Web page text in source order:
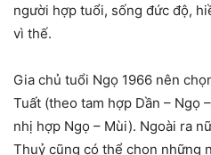
người hợp tuổi, sống đức độ,
vì thế.
Gia chủ tuổi Ngọ 1966 nên
Tuất (theo tam hợp Dần – Ngọ
nhị hợp Ngọ – Mùi). Ngoài ra
Thuỷ cũng có thể chọn những